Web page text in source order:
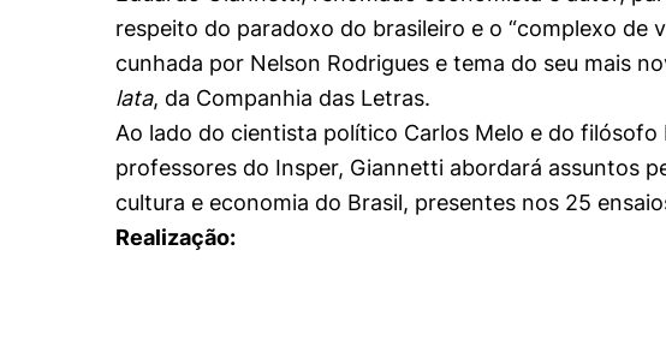
Conhecimento
Hub de Inovação e
Empreendedorismo
Women in Action
Trabalhe conosco
Sala de Imprensa
Repositório Institucional
Pesquisa na Graduação
Seminários Acadêmicos
Comitê de Ética em
Pesquisa
Instagram
Linkedin
respeito do paradoxo do brasileiro e o “complexo de
cunhada por Nelson Rodrigues e tema do seu mais
lata, da Companhia das Letras.
Ao lado do cientista político Carlos Melo e do filósofo
professores do Insper, Giannetti abordará assuntos
cultura e economia do Brasil, presentes nos 25
Realização: